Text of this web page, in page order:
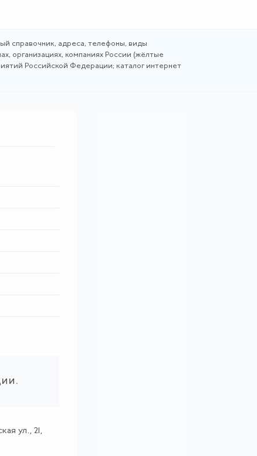
справочник, адреса, телефоны, виды
организациях, компаниях России (жёлтые
Российской Федерации; каталог интернет
ул., 21,